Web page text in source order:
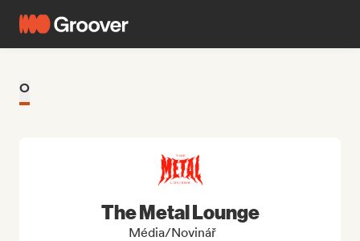
O
The Metal Lounge
Média/novinář